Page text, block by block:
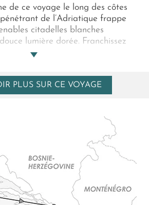
de ce voyage le long des côtes
de l’Adriatique frappe
citadelles blanches
lumière dorée. Franchissez
pour explorer les siècles
à un art de vivre typiquement
de rallier les Bouches de Kotor
PLUS SUR CE VOYAGE